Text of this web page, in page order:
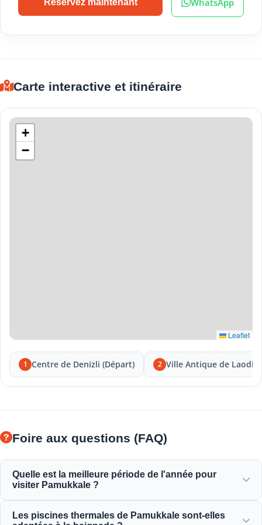
Carte interactive et itinéraire
+
−
Leaflet
1 Centre de Denizli (Départ) 2 Ville Antique de
Foire aux questions (FAQ)
Quelle est la meilleure période de l'année pour
visiter Pamukkale ?
printemps (avril-juin) et l'automne (septembre-novembre)
Les piscines thermales de Pamukkale sont-elles